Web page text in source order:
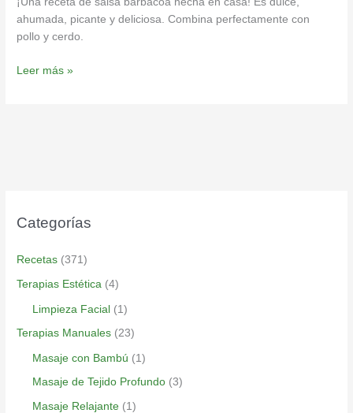
ahumada, picante y deliciosa. Combina perfectamente con
pollo y cerdo.
Leer más »
Categorías
Recetas (371)
Terapias Estética (4)
Limpieza Facial (1)
Terapias Manuales (23)
Masaje con Bambú (1)
Masaje de Tejido Profundo (3)
Masaje Relajante (1)